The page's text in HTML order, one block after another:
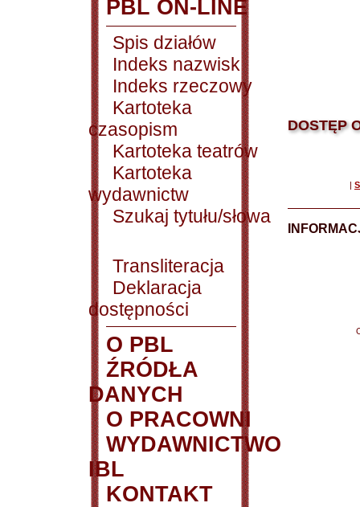
PBL ON-LINE
Spis działów
Indeks nazwisk
Indeks rzeczowy
Kartoteka
czasopism
Kartoteka teatrów
Kartoteka
wydawnictw
Szukaj tytułu/słowa
Transliteracja
Deklaracja
dostępności
O PBL
ŹRÓDŁA
DANYCH
O PRACOWNI
WYDAWNICTWO
IBL
KONTAKT
DOSTĘP
|